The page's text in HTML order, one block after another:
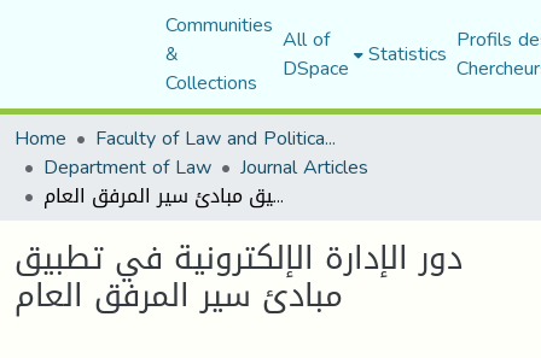
Communities
&
Collections
All of
DSpace Statistics Profils
Home
Faculty of Law and Political Science
Department of Law Journal Articles
دور الإدارة الإلكترونية في تطبيق مبادئ سير المرفق العام
دور الإدارة الإلكترونية في تطبيق
مبادئ سير المرفق العام